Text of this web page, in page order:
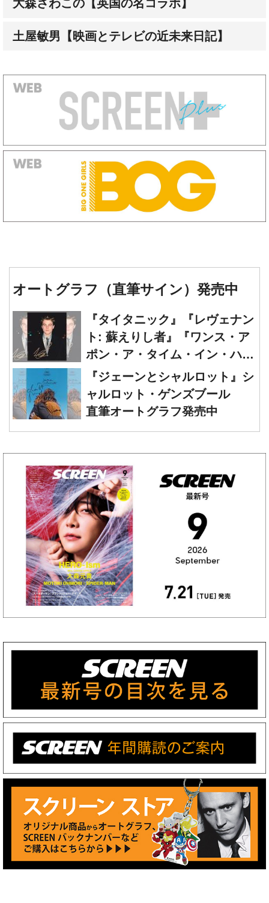
大森さわこの【英国の名コラボ】
土屋敏男【映画とテレビの近未来日記】
オートグラフ（直筆サイン）発売中
『タイタニック』『レヴェナン
ト: 蘇えりし者』『ワンス・ア
ポン・ア・タイム・イン・ハリ
ウッド』レオナルド・ディカプ
リオ 直筆オートグラフ発売中
『ジェーンとシャルロット』シ
ャルロット・ゲンズブール
直筆オートグラフ発売中